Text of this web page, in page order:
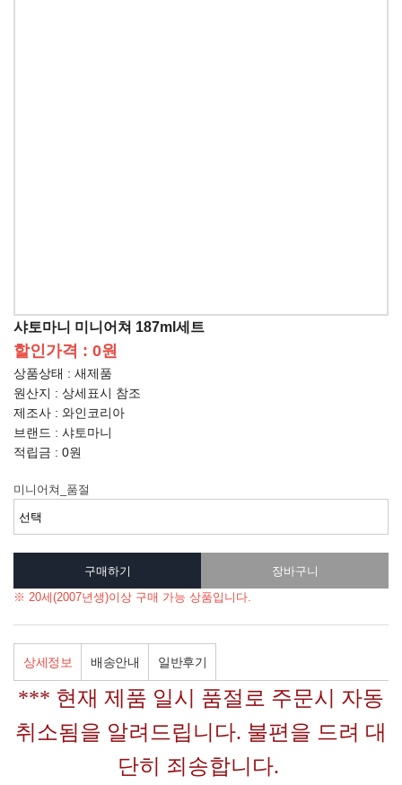
샤토마니 미니어쳐 187ml세트
할인가격 : 0원
상품상태 : 새제품
원산지 : 상세표시 참조
제조사 : 와인코리아
브랜드 : 샤토마니
적립금 : 0원
미니어쳐_품절
※ 20세(2007년생)이상 구매 가능 상품입니다.
상세정보 배송안내 일반후기
*** 현재 제품 일시 품절로 주문시 자동
취소됨을 알려드립니다. 불편을 드려 대
단히 죄송합니다.